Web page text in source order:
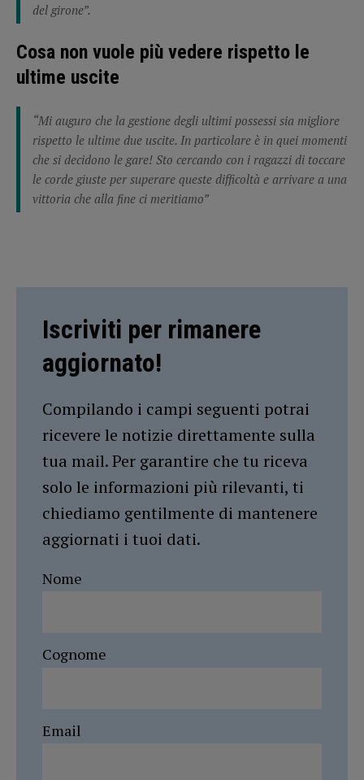
del girone”.
Cosa non vuole più vedere rispetto le
ultime uscite
“Mi auguro che la gestione degli ultimi possessi sia migliore
rispetto le ultime due uscite. In particolare è in quei momenti
che si decidono le gare! Sto cercando con i ragazzi di toccare
le corde giuste per superare queste difficoltà e arrivare a una
vittoria che alla fine ci meritiamo”
Iscriviti per rimanere
aggiornato!
Compilando i campi seguenti potrai
ricevere le notizie direttamente sulla
tua mail. Per garantire che tu riceva
solo le informazioni più rilevanti, ti
chiediamo gentilmente di mantenere
aggiornati i tuoi dati.
Nome
Cognome
Email